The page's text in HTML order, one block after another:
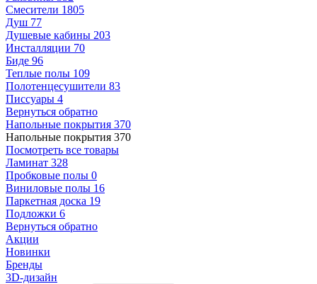
Смесители 1805
Душ 77
Душевые кабины 203
Инсталляции 70
Биде 96
Теплые полы 109
Полотенцесушители 83
Писсуары 4
Вернуться обратно
Напольные покрытия 370
Напольные покрытия 370
Посмотреть все товары
Ламинат 328
Пробковые полы 0
Виниловые полы 16
Паркетная доска 19
Подложки 6
Вернуться обратно
Акции
Новинки
Бренды
3D-дизайн